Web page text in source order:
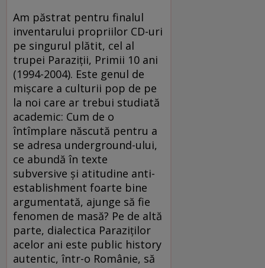
Am păstrat pentru finalul
inventarului propriilor CD-uri
pe singurul plătit, cel al
trupei Paraziţii, Primii 10 ani
(1994-2004). Este genul de
mişcare a culturii pop de pe
la noi care ar trebui studiată
academic: Cum de o
întîmplare născută pentru a
se adresa underground-ului,
ce abundă în texte
subversive şi atitudine anti-
establishment foarte bine
argumentată, ajunge să fie
fenomen de masă? Pe de altă
parte, dialectica Paraziţilor
acelor ani este public history
autentic, într-o Românie, să